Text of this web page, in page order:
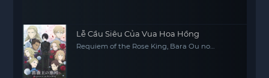
Lễ Cầu Siêu Của Vua Hoa Hồng
Requiem of the Rose King, Bara Ou no